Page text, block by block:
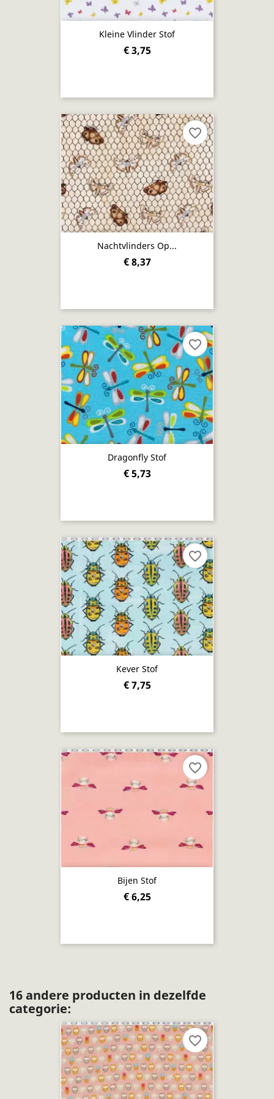
Kleine Vlinder Stof
€ 3,75
Nachtvlinders Op...
€ 8,37
favorite_border
Dragonfly Stof
€ 5,73
favorite_border
Kever Stof
€ 7,75
favorite_border
Bijen Stof
€ 6,25
favorite_border
16 andere producten in dezelfde
categorie:
favorite_border